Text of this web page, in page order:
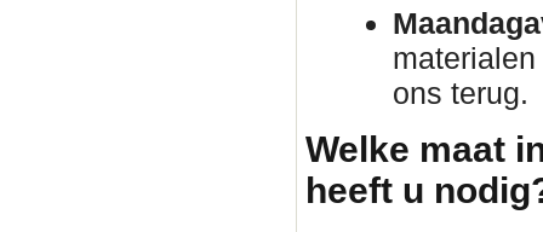
ons terug.
Welke maat
heeft u